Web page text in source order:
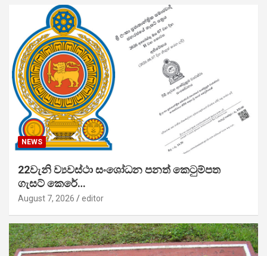
NEWS
22වැනි ව්‍යවස්ථා සංශෝධන පනත් කෙටුම්පත
ගැසට් කෙරේ…
August 7, 2026 editor